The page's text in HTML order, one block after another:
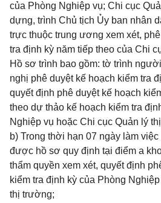
của Phòng Nghiệp vụ; Chi cục
dựng, trình Chủ tịch Ủy ban nhân
trực thuộc trung ương xem xét,
tra định kỳ năm tiếp theo của Chi
Hồ sơ trình bao gồm: tờ trình
nghị phê duyệt kế hoạch kiểm tra
quyết định phê duyệt kế hoạch
theo dự thảo kế hoạch kiểm tra
Nghiệp vụ hoặc Chi cục Quản lý
b) Trong thời hạn 07 ngày làm
được hồ sơ quy định tại điểm a
thẩm quyền xem xét, quyết định
kiểm tra định kỳ của Phòng
thị trường;